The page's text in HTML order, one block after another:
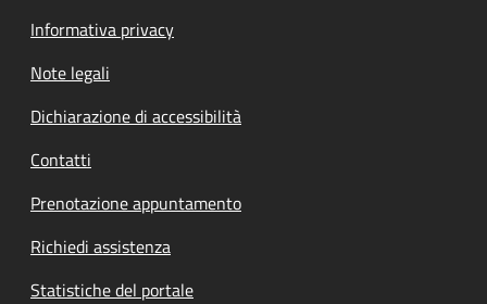
Informativa privacy
Note legali
Dichiarazione di accessibilità
Contatti
Prenotazione appuntamento
Richiedi assistenza
Statistiche del portale